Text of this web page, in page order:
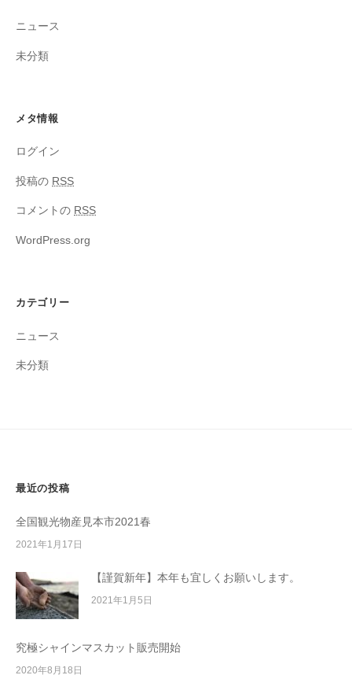
ニュース
未分類
メタ情報
ログイン
投稿の RSS
コメントの RSS
WordPress.org
カテゴリー
ニュース
未分類
最近の投稿
全国観光物産見本市2021春
2021年1月17日
【謹賀新年】本年も宜しくお願いします。
2021年1月5日
究極シャインマスカット販売開始
2020年8月18日